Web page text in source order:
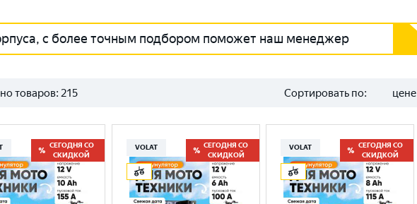
с более точным подбором поможет наш менеджер
товаров: 215 Сортировать по: цене
СЕГОДНЯ СО
СКИДКОЙ
VOLAT
СЕГОДНЯ СО
СКИДКОЙ
VOLAT
СЕГОДНЯ СО
СКИДКОЙ